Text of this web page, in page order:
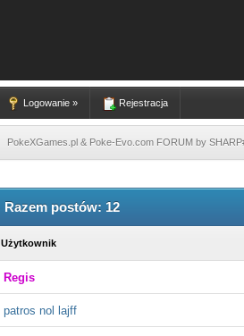
Logowanie » Rejestracja
PokeXGames.pl & Poke-Evo.com FORUM by
Razem postów: 12
Użytkownik
Regis
patros nol lajff